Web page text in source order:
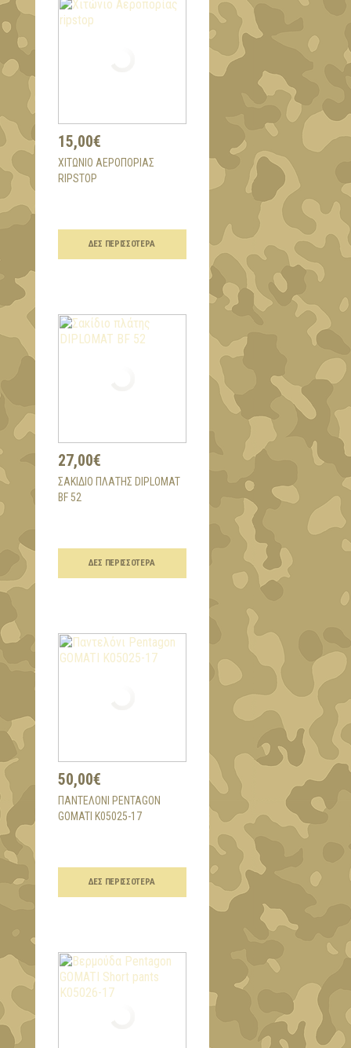
15,00€
ΧΙΤΏΝΙΟ ΑΕΡΟΠΟΡΊΑΣ
RIPSTOP
ΔΕΣ ΠΕΡΙΣΣΌΤΕΡΑ
27,00€
ΣΑΚΊΔΙΟ ΠΛΆΤΗΣ DIPLOMAT
BF 52
ΔΕΣ ΠΕΡΙΣΣΌΤΕΡΑ
50,00€
ΠΑΝΤΕΛΌΝΙ PENTAGON
GOMATI K05025-17
ΔΕΣ ΠΕΡΙΣΣΌΤΕΡΑ